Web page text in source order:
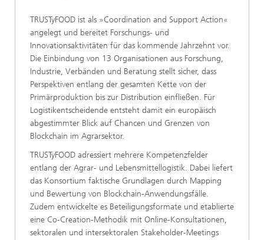
TRUSTyFOOD ist als »Coordination and Support Action«
angelegt und bereitet Forschungs- und
Innovationsaktivitäten für das kommende Jahrzehnt vor.
Die Einbindung von 13 Organisationen aus Forschung,
Industrie, Verbänden und Beratung stellt sicher, dass
Perspektiven entlang der gesamten Kette von der
Primärproduktion bis zur Distribution einfließen. Für
Logistikentscheidende entsteht damit ein europäisch
abgestimmter Blick auf Chancen und Grenzen von
Blockchain im Agrarsektor.
TRUSTyFOOD adressiert mehrere Kompetenzfelder
entlang der Agrar- und Lebensmittellogistik. Dabei liefert
das Konsortium faktische Grundlagen durch Mapping
und Bewertung von Blockchain-Anwendungsfälle.
Zudem entwickelte es Beteiligungsformate und etablierte
eine Co‑Creation‑Methodik mit Online‑Konsultationen,
sektoralen und intersektoralen Stakeholder‑Meetings